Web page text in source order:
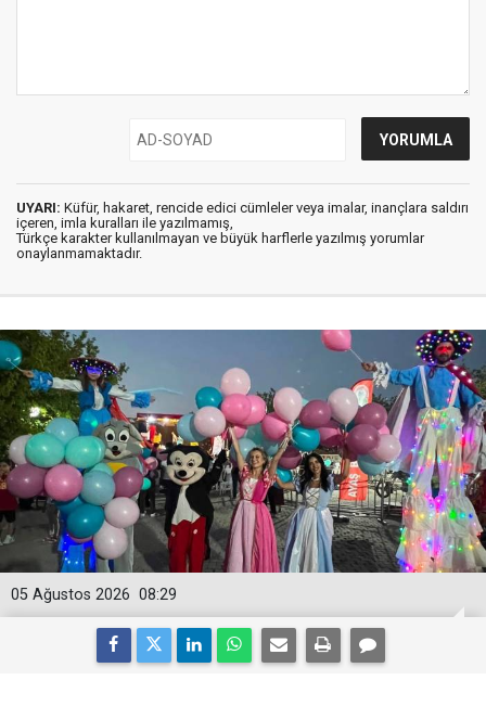
UYARI: Küfür, hakaret, rencide edici cümleler veya imalar, inançlara saldırı
içeren, imla kuralları ile yazılmamış,
Türkçe karakter kullanılmayan ve büyük harflerle yazılmış yorumlar
onaylanmamaktadır.
08:29
05 Ağustos 2026